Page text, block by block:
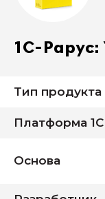
1С-Рарус:
Тип продукта
Платформа 1С
Основа